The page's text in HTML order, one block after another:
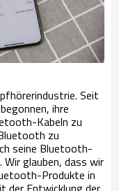
Seit
ihre
Kabeln zu
zu
seine Bluetooth-
glauben, dass wir
Produkte in